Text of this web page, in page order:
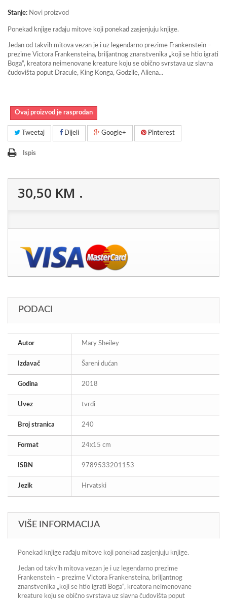
Stanje: Novi proizvod
Ponekad knjige rađaju mitove koji ponekad zasjenjuju knjige.
Jedan od takvih mitova vezan je i uz legendarno prezime Frankenstein –
prezime Victora Frankensteina, briljantnog znanstvenika „koji se htio igrati
Boga“, kreatora neimenovane kreature koju se obično svrstava uz slavna
čudovišta poput Dracule, King Konga, Godzile, Aliena...
Ovaj proizvod je rasprodan
Tweetaj Dijeli Google+ Pinterest
Ispis
30,50 KM .
PODACI
Autor Mary Sheiley
Izdavač Šareni dućan
Godina 2018
Uvez tvrdi
Broj stranica 240
Format 24x15 cm
ISBN 9789533201153
Jezik Hrvatski
VIŠE INFORMACIJA
Ponekad knjige rađaju mitove koji ponekad zasjenjuju knjige.
Jedan od takvih mitova vezan je i uz legendarno prezime
Frankenstein – prezime Victora Frankensteina, briljantnog
znanstvenika „koji se htio igrati Boga“, kreatora neimenovane
kreature koju se obično svrstava uz slavna čudovišta poput